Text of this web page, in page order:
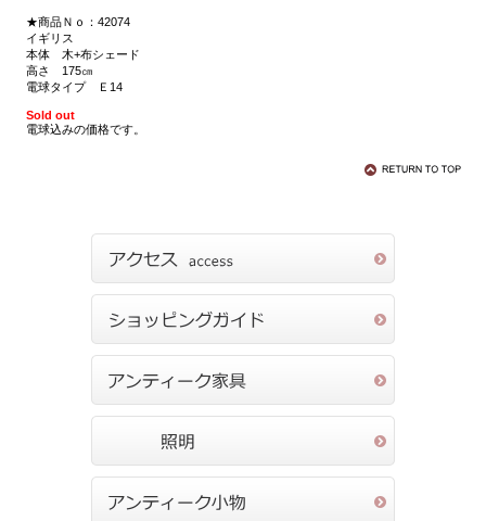
★商品Ｎｏ：42074
イギリス
本体 木+布シェード
高さ 175㎝
電球タイプ Ｅ14
Sold out
電球込みの価格です。